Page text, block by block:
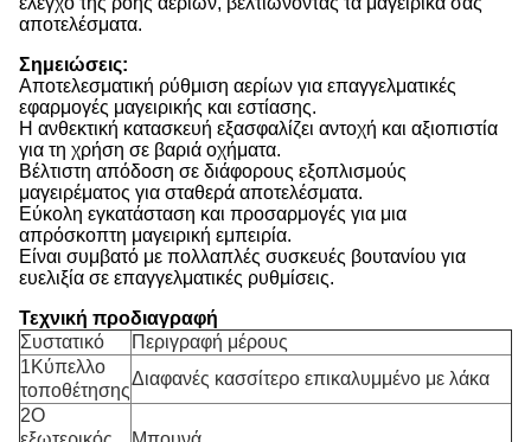
αποτελέσματα.
Σημειώσεις:
Αποτελεσματική ρύθμιση αερίων για επαγγελματικές
εφαρμογές μαγειρικής και εστίασης.
Η ανθεκτική κατασκευή εξασφαλίζει αντοχή και αξιοπιστία
για τη χρήση σε βαριά οχήματα.
Βέλτιστη απόδοση σε διάφορους εξοπλισμούς
μαγειρέματος για σταθερά αποτελέσματα.
Εύκολη εγκατάσταση και προσαρμογές για μια
απρόσκοπτη μαγειρική εμπειρία.
Είναι συμβατό με πολλαπλές συσκευές βουτανίου για
ευελιξία σε επαγγελματικές ρυθμίσεις.
Τεχνική προδιαγραφή
Συστατικό
Περιγραφή μέρους
1Κύπελλο
τοποθέτησης
Διαφανές κασσίτερο επικαλυμμένο με λάκα
2Ο